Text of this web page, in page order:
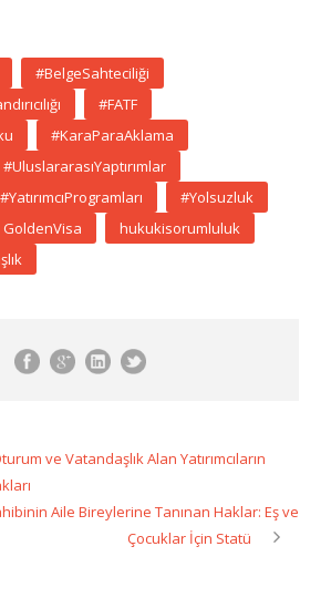
#BelgeSahteciliği
#FATF
#KaraParaAklama
#UluslararasıYaptırımlar
#YatırımcıProgramları
#Yolsuzluk
GoldenVisa
hukukisorumluluk
ve Vatandaşlık Alan Yatırımcıların
Aile Bireylerine Tanınan Haklar: Eş ve
Çocuklar İçin Statü